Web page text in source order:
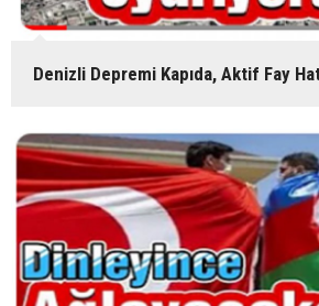
Denizli Depremi Kapıda, Aktif Fay